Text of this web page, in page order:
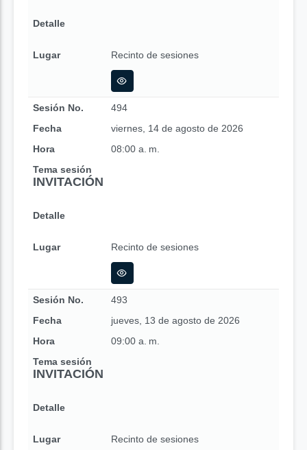
Detalle
Lugar Recinto de sesiones
Sesión No.
494
Fecha
viernes, 14 de agosto de 2026
Hora
08:00 a. m.
Tema sesión
INVITACIÓN
Detalle
Lugar Recinto de sesiones
Sesión No.
493
Fecha
jueves, 13 de agosto de 2026
Hora
09:00 a. m.
Tema sesión
INVITACIÓN
Detalle
Lugar Recinto de sesiones